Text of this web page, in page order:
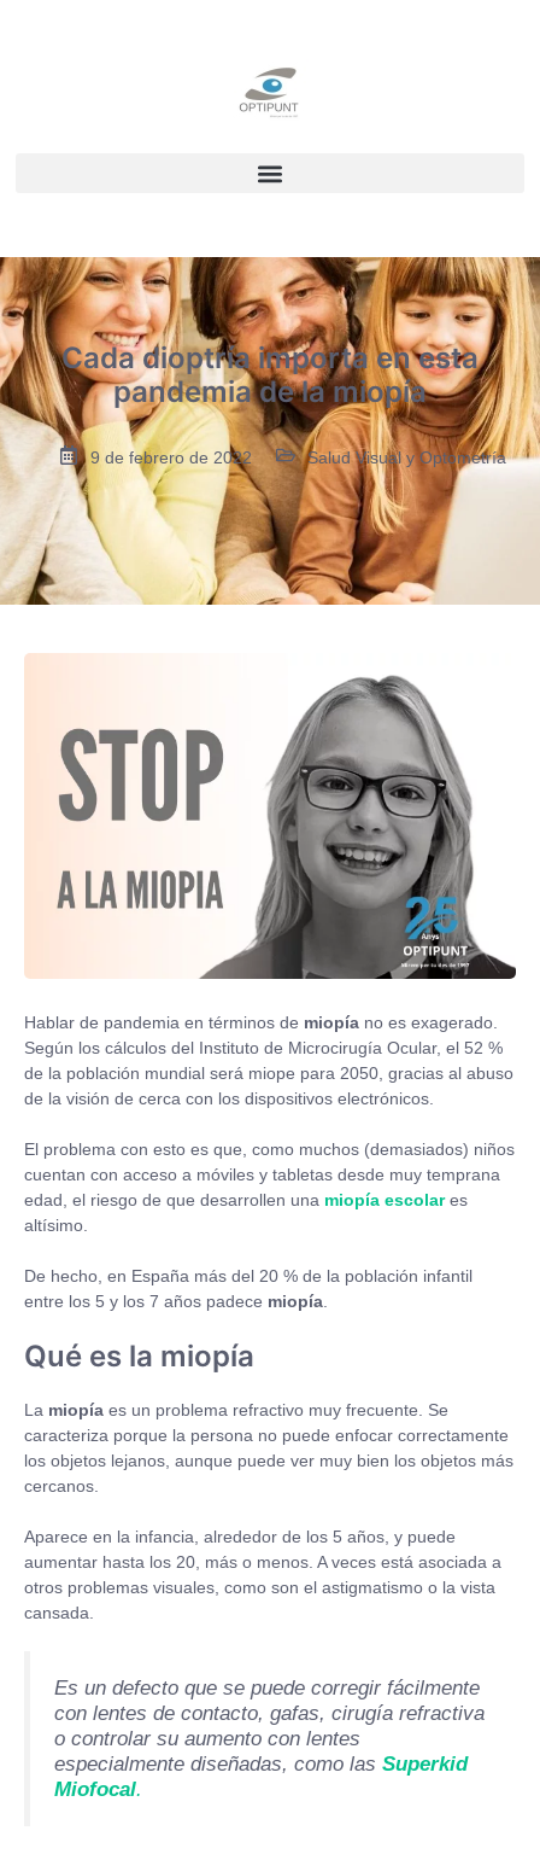
Cada dioptría importa en esta
pandemia de la miopía
9 de febrero de 2022 Salud Visual y Optometría
Hablar de pandemia en términos de miopía no es exagerado.
Según los cálculos del Instituto de Microcirugía Ocular, el 52 %
de la población mundial será miope para 2050, gracias al abuso
de la visión de cerca con los dispositivos electrónicos.
El problema con esto es que, como muchos (demasiados) niños
cuentan con acceso a móviles y tabletas desde muy temprana
edad, el riesgo de que desarrollen una miopía escolares
altísimo.
De hecho, en España más del 20 % de la población infantil
entre los 5 y los 7 años padece miopía.
Qué es la miopía
La miopía es un problema refractivo muy frecuente. Se
caracteriza porque la persona no puede enfocar correctamente
los objetos lejanos, aunque puede ver muy bien los objetos más
cercanos.
Aparece en la infancia, alrededor de los 5 años, y puede
aumentar hasta los 20, más o menos. A veces está asociada a
otros problemas visuales, como son el astigmatismo o la vista
cansada.
Es un defecto que se puede corregir fácilmente
con lentes de contacto, gafas, cirugía refractiva
o controlar su aumento con lentes
especialmente diseñadas, como las Superkid
Miofocal.